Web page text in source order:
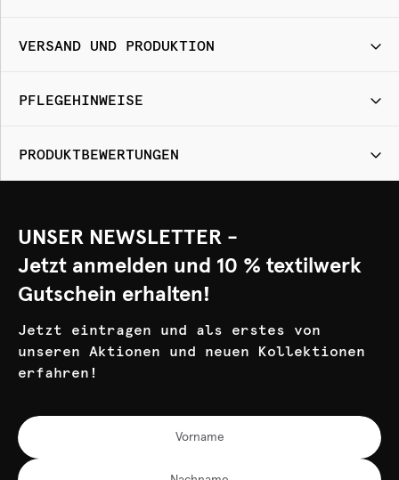
VERSAND UND PRODUKTION
PFLEGEHINWEISE
PRODUKTBEWERTUNGEN
UNSER NEWSLETTER -
Jetzt anmelden und 10 % textilwerk
Gutschein erhalten!
Jetzt eintragen und als erstes von
unseren Aktionen und neuen Kollektionen
erfahren!